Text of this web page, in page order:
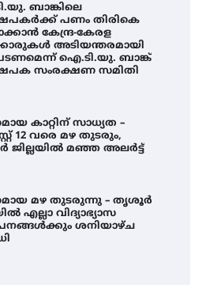
ബാങ്കിലെ
പണം തിരികെ
കേന്ദ്ര-കേരള
അടിയന്തരമായി
ഐ.ടി.യു. ബാങ്ക്
സംരക്ഷണ സമിതി
കാറ്റിന് സാധ്യത –
12 വരെ മഴ തുടരും,
മഞ്ഞ അലർട്ട്
മഴ തുടരുന്നു – തൃശൂർ
എല്ലാ വിദ്യാഭ്യാസ
ശനിയാഴ്ച
ബാങ്കിലെ
പണം തിരികെ
കേന്ദ്ര-കേരള